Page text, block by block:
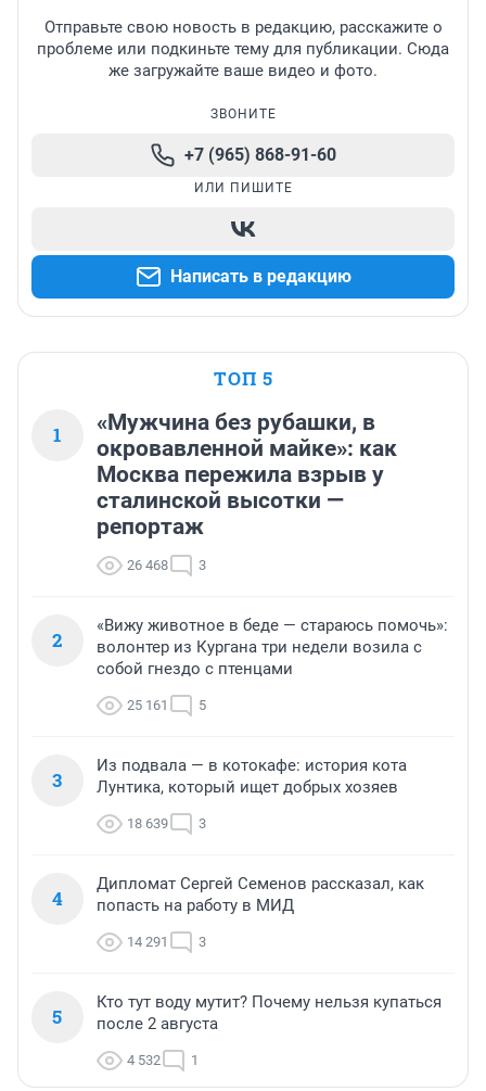
Отправьте свою новость в редакцию, расскажите о
проблеме или подкиньте тему для публикации. Сюда
же загружайте ваше видео и фото.
ЗВОНИТЕ
+7 (965) 868-91-60
ИЛИ ПИШИТЕ
Написать в редакцию
ТОП 5
1
«Мужчина без рубашки, в
окровавленной майке»: как
Москва пережила взрыв у
сталинской высотки —
репортаж
26 468 3
2
«Вижу животное в беде — стараюсь помочь»:
волонтер из Кургана три недели возила с
собой гнездо с птенцами
25 161 5
3
Из подвала — в котокафе: история кота
Лунтика, который ищет добрых хозяев
18 639 3
4
Дипломат Сергей Семенов рассказал, как
попасть на работу в МИД
14 291 3
5
Кто тут воду мутит? Почему нельзя купаться
после 2 августа
4 532 1